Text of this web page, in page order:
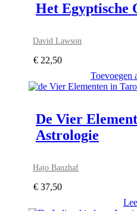
Het Egyptische
David Lawson
€ 22,50
Toevoegen
De Vier
Astrologie
Hajo Banzhaf
€ 37,50